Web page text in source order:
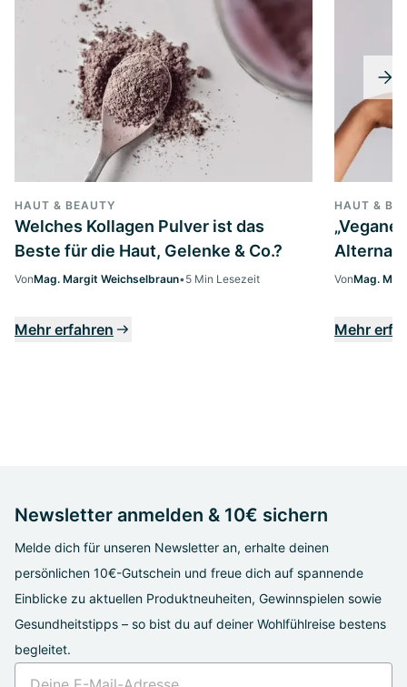
HAUT & BEAUTY
Welches Kollagen Pulver ist das
Beste für die Haut, Gelenke & Co.?
VonMag. Margit Weichselbraun•5 Min Lesezeit
Mehr erfahren
HAUT &
VonMag.
Mehr
Newsletter anmelden & 10€ sichern
Melde dich für unseren Newsletter an, erhalte deinen
persönlichen 10€-Gutschein und freue dich auf spannende
Einblicke zu aktuellen Produktneuheiten, Gewinnspielen sowie
Gesundheitstipps – so bist du auf deiner Wohlfühlreise bestens
begleitet.